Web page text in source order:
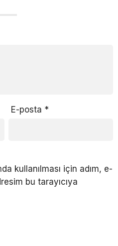
E-posta *
kullanılması için adım, e-
bu tarayıcıya